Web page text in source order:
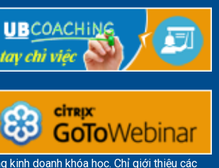
kinh doanh khóa học. Chỉ giới thiệu các